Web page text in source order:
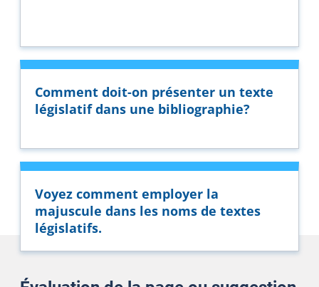
Comment doit-on présenter un texte
législatif dans une bibliographie?
Voyez comment employer la
majuscule dans les noms de textes
législatifs.